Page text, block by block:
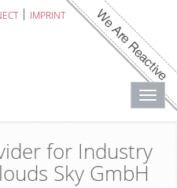
IMPRINT
for Industry
Sky GmbH